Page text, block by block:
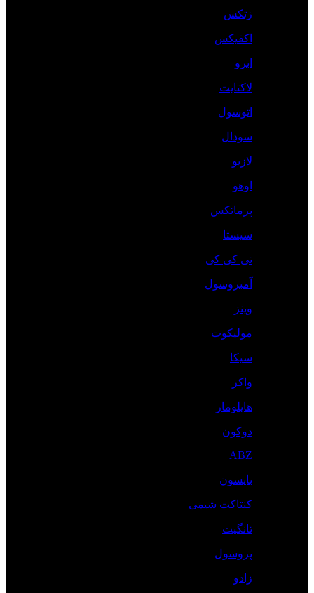
زتکس
اکفیکس
ابرو
لاکتایت
اتوسول
سودال
لازیو
اوهو
پرماتکس
سیستا
تی کی کی
آمبروسول
وینز
مولیکوت
سیکا
واکر
هایلومار
دوکون
ABZ
بایسون
کنتاکت شیمی
تانگیت
پروسول
زادو